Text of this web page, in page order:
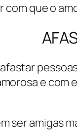
com que o
e
ser amigas